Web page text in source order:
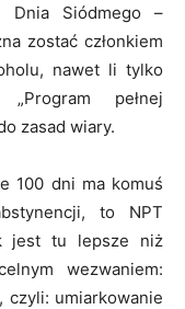
Dnia Siódmego –
zostać członkiem
nawet li tylko
pełnej
zasad wiary.
100 dni ma komuś
to NPT
jest tu lepsze niż
wezwaniem:
czyli: umiarkowanie